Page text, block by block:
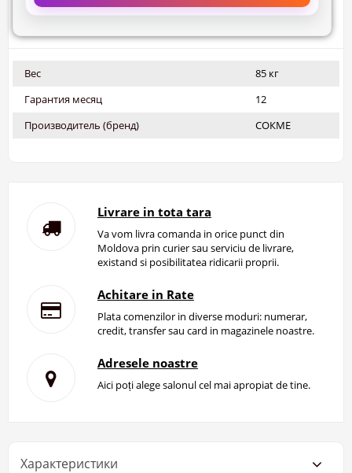
Вес
85 кг
Гарантия месяц
12
Производитель (бренд)
СОКМЕ
Livrare in tota tara
Va vom livra comanda in orice punct din
Moldova prin curier sau serviciu de livrare,
existand si posibilitatea ridicarii proprii.
Achitare in Rate
Plata comenzilor in diverse moduri: numerar,
credit, transfer sau card in magazinele noastre.
Adresele noastre
Aici poți alege salonul cel mai apropiat de tine.
Характеристики